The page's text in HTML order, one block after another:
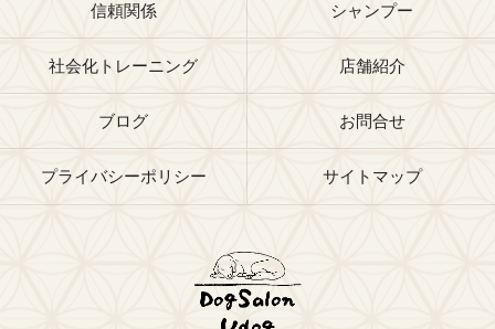
信頼関係 シャンプー
社会化トレーニング 店舗紹介
ブログ お問合せ
プライバシーポリシー サイトマップ